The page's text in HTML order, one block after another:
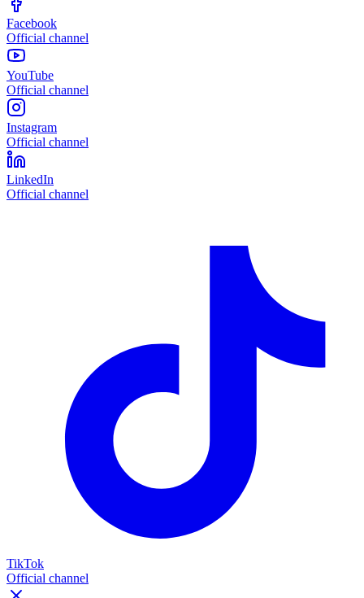
Facebook
Official channel
YouTube
Official channel
Instagram
Official channel
LinkedIn
Official channel
TikTok
Official channel